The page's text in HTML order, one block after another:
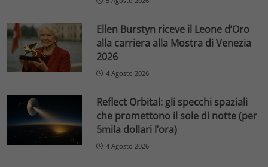
Ellen Burstyn riceve il Leone d’Oro
alla carriera alla Mostra di Venezia
2026
4 Agosto 2026
Reflect Orbital: gli specchi spaziali
che promettono il sole di notte (per
5mila dollari l’ora)
4 Agosto 2026